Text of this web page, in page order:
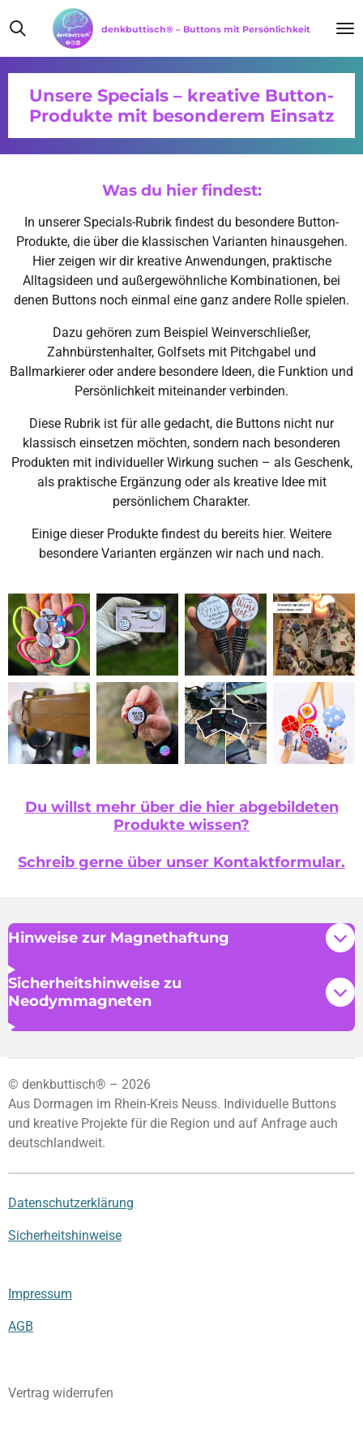
Hauptinhalt
springen
denkbuttisch® – Buttons mit Persönlichkeit
Unsere Specials – kreative Button-
Produkte mit besonderem Einsatz
Was du hier findest:
In unserer Specials-Rubrik findest du besondere Button-
Produkte, die über die klassischen Varianten hinausgehen.
Hier zeigen wir dir kreative Anwendungen, praktische
Alltagsideen und außergewöhnliche Kombinationen, bei
denen Buttons noch einmal eine ganz andere Rolle spielen.
Dazu gehören zum Beispiel Weinverschließer,
Zahnbürstenhalter, Golfsets mit Pitchgabel und
Ballmarkierer oder andere besondere Ideen, die Funktion und
Persönlichkeit miteinander verbinden.
Diese Rubrik ist für alle gedacht, die Buttons nicht nur
klassisch einsetzen möchten, sondern nach besonderen
Produkten mit individueller Wirkung suchen – als Geschenk,
als praktische Ergänzung oder als kreative Idee mit
persönlichem Charakter.
Einige dieser Produkte findest du bereits hier. Weitere
besondere Varianten ergänzen wir nach und nach.
Du willst mehr über die hier abgebildeten
Produkte wissen?
Schreib gerne über unser Kontaktformular.
Hinweise zur Magnethaftung
Sicherheitshinweise zu
Neodymmagneten
© denkbuttisch® – 2026
Aus Dormagen im Rhein-Kreis Neuss. Individuelle Buttons
und kreative Projekte für die Region und auf Anfrage auch
deutschlandweit.
Datenschutzerklärung
Sicherheitshinweise
Impressum
AGB
Vertrag widerrufen